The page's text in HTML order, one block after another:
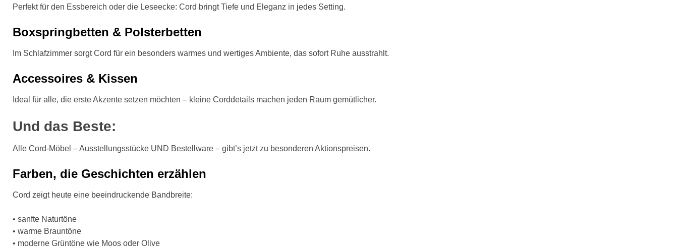
Perfekt für den Essbereich oder die Leseecke: Cord bringt Tiefe und Eleganz in jedes Setting.
Boxspringbetten & Polsterbetten
Im Schlafzimmer sorgt Cord für ein besonders warmes und wertiges Ambiente, das sofort Ruhe ausstrahlt.
Accessoires & Kissen
Ideal für alle, die erste Akzente setzen möchten – kleine Corddetails machen jeden Raum gemütlicher.
Und das Beste:
Alle Cord-Möbel – Ausstellungsstücke UND Bestellware – gibt’s jetzt zu besonderen Aktionspreisen.
Farben, die Geschichten erzählen
Cord zeigt heute eine beeindruckende Bandbreite:
• sanfte Naturtöne
• warme Brauntöne
• moderne Grüntöne wie Moos oder Olive